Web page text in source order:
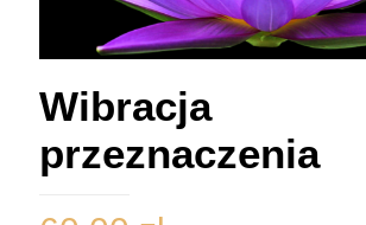
Wibracja
przeznaczenia